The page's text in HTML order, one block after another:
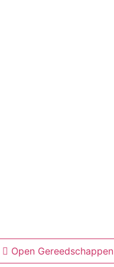
Open Gereedschappen